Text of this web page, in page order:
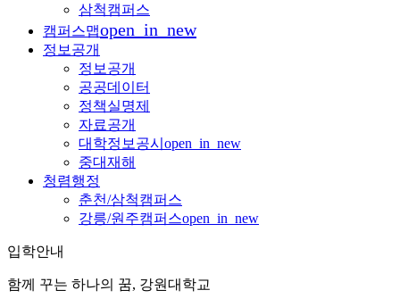
삼척캠퍼스
캠퍼스맵open_in_new
정보공개
정보공개
공공데이터
정책실명제
자료공개
대학정보공시 open_in_new
중대재해
청렴행정
춘천/삼척캠퍼스
강릉/원주캠퍼스open_in_new
입학안내
함께 꾸는 하나의 꿈, 강원대학교